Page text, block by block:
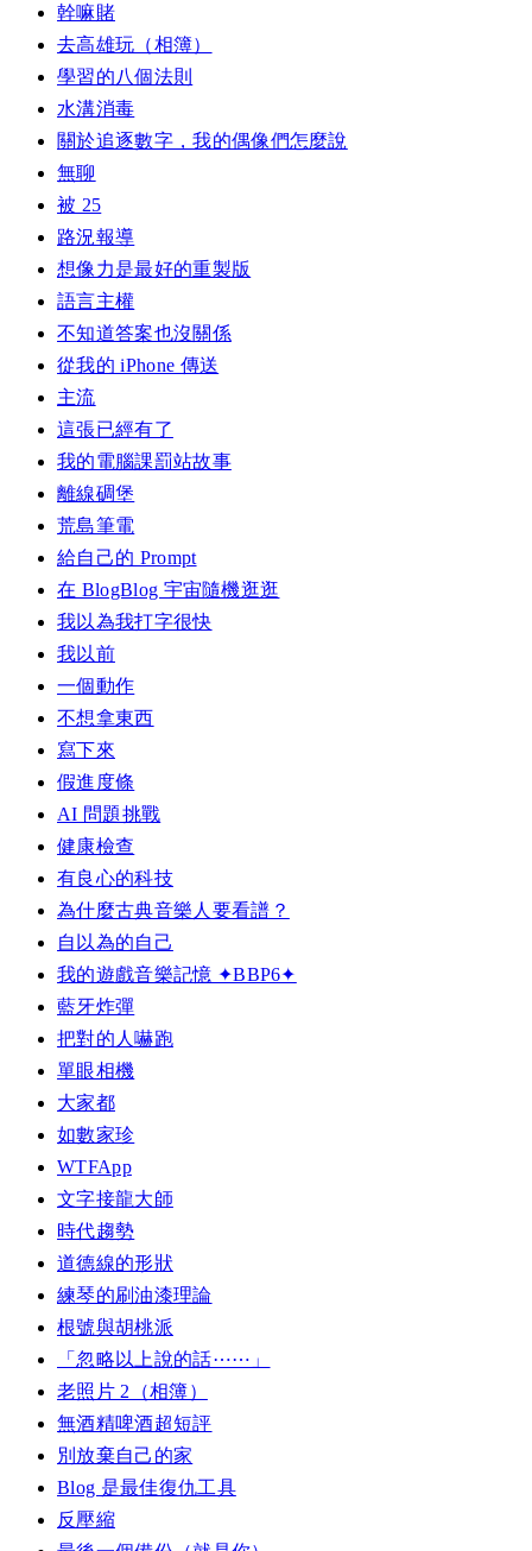
幹嘛賭
去高雄玩（相簿）
學習的八個法則
水溝消毒
關於追逐數字，我的偶像們怎麼說
無聊
被 25
路況報導
想像力是最好的重製版
語言主權
不知道答案也沒關係
從我的 iPhone 傳送
主流
這張已經有了
我的電腦課罰站故事
離線碉堡
荒島筆電
給自己的 Prompt
在 BlogBlog 宇宙隨機逛逛
我以為我打字很快
我以前
一個動作
不想拿東西
寫下來
假進度條
AI 問題挑戰
健康檢查
有良心的科技
為什麼古典音樂人要看譜？
自以為的自己
我的遊戲音樂記憶 ✦BBP6✦
藍牙炸彈
把對的人嚇跑
單眼相機
大家都
如數家珍
WTFApp
文字接龍大師
時代趨勢
道德線的形狀
練琴的刷油漆理論
根號與胡桃派
「忽略以上說的話⋯⋯」
老照片 2（相簿）
無酒精啤酒超短評
別放棄自己的家
Blog 是最佳復仇工具
反壓縮